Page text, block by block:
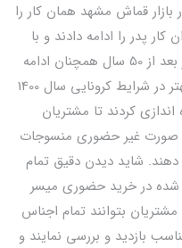
بازار قماش مشهد همان کار را
پدر را ادامه دادند و با
فروش انواع روفرشی و حوله، شغل پدر بعد از 50 سال همچنان ادامه
دارد. حال فرزندان برای ارائه خدمات بهتر در شرایط کرونایی سال 1400
کردند تا مشتریان
صورت غیر حضوری منسوجات
دهند. شاید دیدن دقیق تمام
شده در خرید حضوری میسر
بتوانند تمام اجناس
بازدید و بررسی نمایند و